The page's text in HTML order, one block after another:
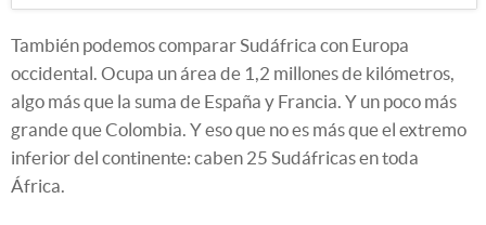
También podemos comparar Sudáfrica con Europa
occidental. Ocupa un área de 1,2 millones de kilómetros,
algo más que la suma de España y Francia. Y un poco más
grande que Colombia. Y eso que no es más que el extremo
inferior del continente: caben 25 Sudáfricas en toda
África.